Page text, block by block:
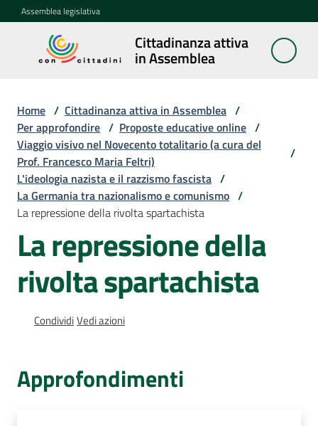
Vai al contenuto
Vai alla navigazione
Vai al footer
Assemblea legislativa
Cittadinanza attiva
in Assemblea
Cittadinanza
attiva in
Concittadini
Porte
aperte
in
Assemblea
Mostre
itineranti
Percorsi
Home / Cittadinanza attiva in Assemblea /
Per approfondire / Proposte educative online /
Viaggio visivo nel Novecento totalitario (a cura del
Prof. Francesco Maria Feltri)
/
L'ideologia nazista e il razzismo fascista /
La Germania tra nazionalismo e comunismo /
La repressione della rivolta spartachista
La repressione della
rivolta spartachista
CondividiVedi azioni
Approfondimenti